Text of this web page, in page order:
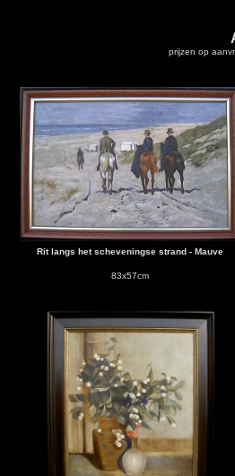
prijzen op
Rit langs het scheveningse strand - Mauve
83x57cm